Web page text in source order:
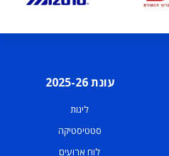
עונת 2025-26
ליגות
סטטיסטיקה
לוח ארועים